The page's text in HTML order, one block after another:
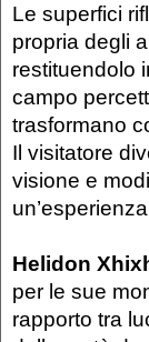
Le superfici
propria degli
restituendolo
campo
trasformano
Il visitatore
visione e
Helidon
per le sue
rapporto tra